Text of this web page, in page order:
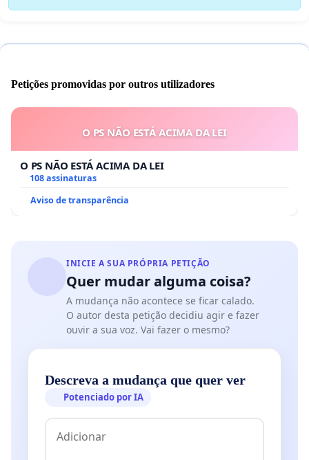
Petições promovidas por outros utilizadores
O PS NÃO ESTÁ ACIMA DA LEI
O PS NÃO ESTÁ ACIMA DA LEI
108 assinaturas
Aviso de transparência
INICIE A SUA PRÓPRIA PETIÇÃO
Quer mudar alguma coisa?
A mudança não acontece se ficar calado.
O autor desta petição decidiu agir e fazer
ouvir a sua voz. Vai fazer o mesmo?
Descreva a mudança que quer ver
Potenciado por IA